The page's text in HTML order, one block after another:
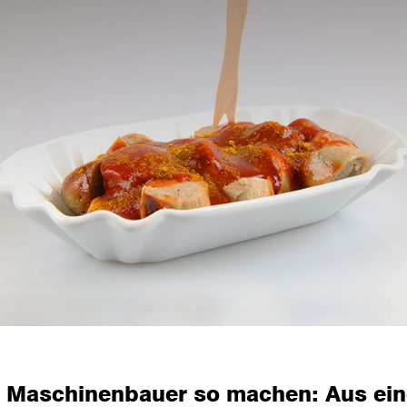
Maschinenbauer so machen: Aus